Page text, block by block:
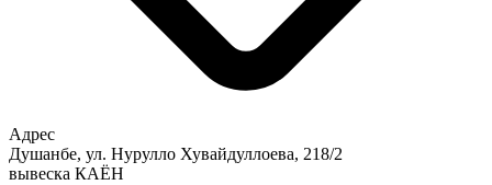
Адрес
Душанбе, ул. Нурулло Хувайдуллоева, 218/2
вывеска КАЁН